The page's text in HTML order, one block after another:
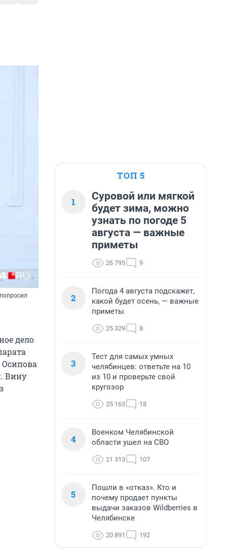
дело
Вину
ТОП 5
1
Суровой или мягкой
будет зима, можно
узнать по погоде 5
августа — важные
приметы
26 795 9
2
Погода 4 августа подскажет,
какой будет осень, — важные
приметы
25 329 8
3
Тест для самых умных
челябинцев: ответьте на 10
из 10 и проверьте свой
кругозор
25 163 18
4
Военком Челябинской
области ушел на СВО
21 313 107
5
Пошли в «отказ». Кто и
почему продает пункты
выдачи заказов Wildberries в
Челябинске
20 891 192